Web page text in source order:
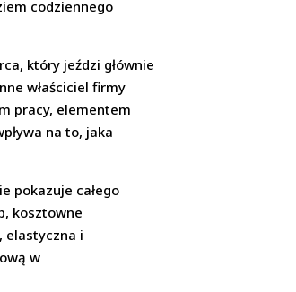
codziennego
który jeździ głównie
właściciel firmy
pracy, elementem
na to, jaka
pokazuje całego
kosztowne
elastyczna i
w